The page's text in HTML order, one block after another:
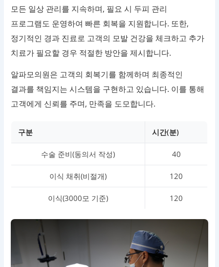
모든 일상 관리를 지속하며, 필요 시 두피 관리
프로그램도 운영하여 빠른 회복을 지원합니다. 또한,
정기적인 경과 진료로 고객의 모발 건강을 체크하고 추가
치료가 필요할 경우 적절한 방안을 제시합니다.
알파모의원은 고객의 회복기를 함께하며 최종적인
결과를 책임지는 시스템을 구현하고 있습니다. 이를 통해
고객에게 신뢰를 주며, 만족을 도모합니다.
구분 시간(분)
수술 준비(동의서 작성) 40
이식 채취(비절개) 120
이식(3000모 기준) 120